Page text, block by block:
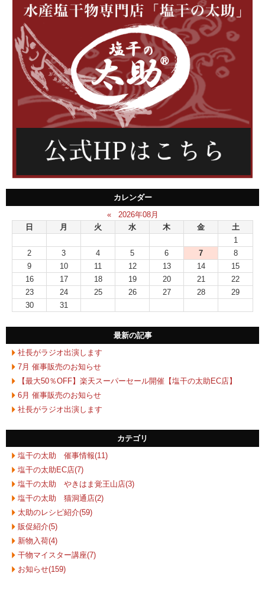
カレンダー
«
2026年08月
日
月 火 水 木 金
土
1
2
3 4 5 6 7
8
9
10 11 12 13 14
15
16
17 18 19 20 21
22
23
24 25 26 27 28
29
30
31
最新の記事
社長がラジオ出演します
7月 催事販売のお知らせ
【最大50％OFF】楽天スーパーセール開催【塩干の太助EC店】
6月 催事販売のお知らせ
社長がラジオ出演します
カテゴリ
塩干の太助 催事情報(11)
塩干の太助EC店(7)
塩干の太助 やきはま覚王山店(3)
塩干の太助 猫洞通店(2)
太助のレシピ紹介(59)
販促紹介(5)
新物入荷(4)
干物マイスター講座(7)
お知らせ(159)